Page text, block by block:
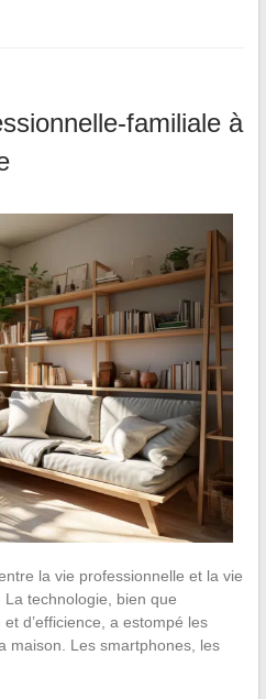
familiale à
la vie professionnelle et la vie
technologie, bien que
d’efficience, a estompé les
maison. Les smartphones, les